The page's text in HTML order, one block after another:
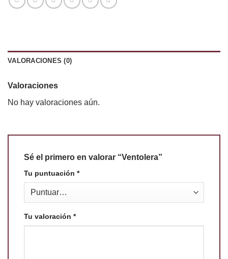
VALORACIONES (0)
Valoraciones
No hay valoraciones aún.
Sé el primero en valorar “Ventolera”
Tu puntuación *
Tu valoración *